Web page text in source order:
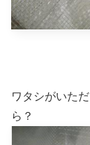
ワタシがいた
ら？